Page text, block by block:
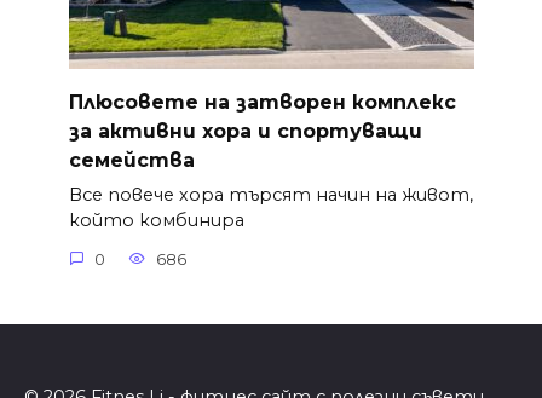
Плюсовете на затворен комплекс
за активни хора и спортуващи
семейства
Все повече хора търсят начин на живот,
който комбинира
0 686